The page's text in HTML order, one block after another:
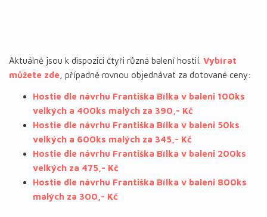
Aktuálně jsou k dispozici čtyři různá balení hostií. Vybírat
můžete zde , případně rovnou objednávat za dotované ceny:
Hostie dle návrhu Františka Bílka v baleni 100ks
velkých a 400ks malých za 390,- Kč
Hostie dle návrhu Františka Bílka v baleni 50ks
velkých a 600ks malých za 345,- Kč
Hostie dle návrhu Františka Bílka v baleni 200ks
velkých za 475,- Kč
Hostie dle návrhu Františka Bílka v baleni 800ks
malých za 300,- Kč